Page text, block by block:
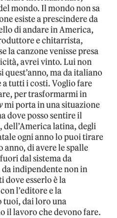
mondo. Il mondo non sa
esiste a prescindere da
di andare in America,
e chitarrista,
la canzone venisse presa
avrei vinto. Lui non
quest’anno, ma da italiano
tutti i costi. Voglio fare
per trasformarmi in
mi porta in una situazione
dove posso sentire il
dell’America latina, degli
ogni anno lo puoi tirare
di avere le spalle
dal sistema da
indipendente non in
dove esserlo è la
l’editore e la
tuoi, dai loro una
il lavoro che devono fare.